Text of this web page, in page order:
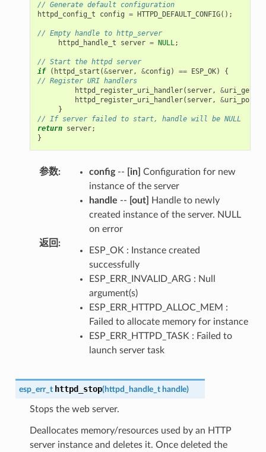
// Generate default configuration
httpd_config_t
config = HTTPD_DEFAULT_CONFIG();
// Empty handle to http_server
httpd_handle_t
server = NULL;
// Start the httpd server
if
( httpd_start (&server, &config ) == ESP_OK)
{
// Register URI handlers
httpd_register_uri_handler( server, &uri_get
httpd_register_uri_handler( server, &uri_post
}
// If server failed to start, handle will be NULL
return server;
}
参数: config-- [in] Configuration for new
instance of the server
handle -- [out]
Handle to newly
created instance of the server. NULL
on error
返回 :
ESP_OK : Instance created
successfully
ESP_ERR_INVALID_ARG : Null
argument(s)
ESP_ERR_HTTPD_ALLOC_MEM :
Failed to allocate memory for instance
ESP_ERR_HTTPD_TASK : Failed to
launch server task
esp_err_t httpd_stop(httpd_handle_t handle)
Stops the web server.
Deallocates memory/resources used by an HTTP
server instance and deletes it. Once deleted the